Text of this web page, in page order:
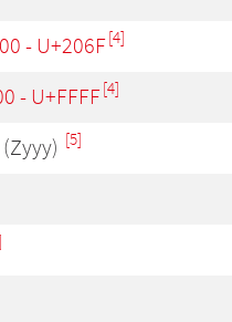
- U+206F[4]
- U+FFFF[4]
(Zyyy) [5]